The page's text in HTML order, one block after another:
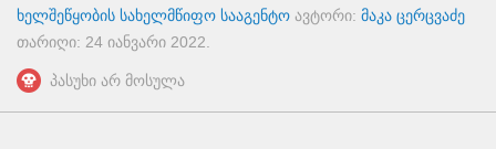
ხელშეწყობის სახელმწიფო სააგენტო ავტორი: მაკა ცერცვაძე
თარიღი: 24 იანვარი 2022
პასუხი არ მოსულა